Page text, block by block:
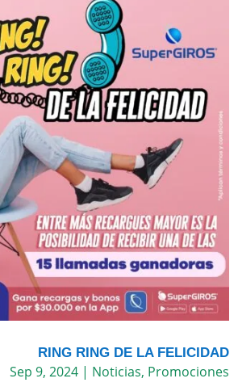
RING RING DE LA FELICIDAD
Sep 9, 2024| Noticias, Promociones